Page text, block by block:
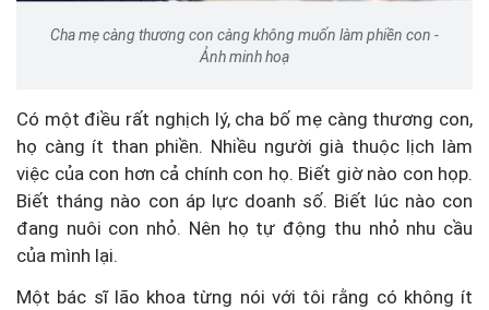
Cha mẹ càng thương con càng không muốn làm phiền con -
Ảnh minh hoạ
Có một điều rất nghịch lý, cha bố mẹ càng thương con,
họ càng ít than phiền. Nhiều người già thuộc lịch làm
việc của con hơn cả chính con họ. Biết giờ nào con họp.
Biết tháng nào con áp lực doanh số. Biết lúc nào con
đang nuôi con nhỏ. Nên họ tự động thu nhỏ nhu cầu
của mình lại.
Một bác sĩ lão khoa từng nói với tôi rằng có không ít